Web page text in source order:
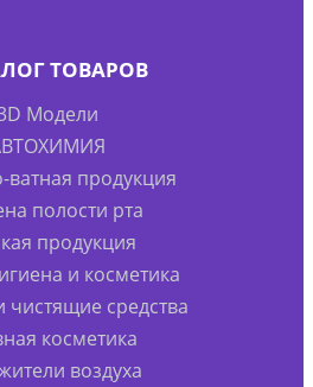
ТОВАРОВ
Модели
продукция
полости рта
продукция
и косметика
средства
косметика
воздуха